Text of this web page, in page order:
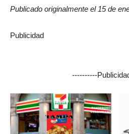
Publicado originalmente el 15 de
Publicidad
----------